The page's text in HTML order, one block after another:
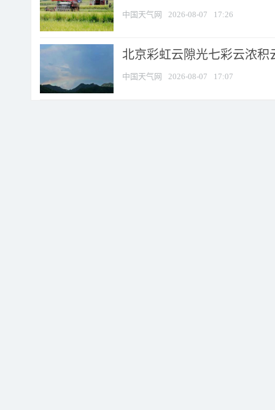
中国天气网 2026-08-07 17:26
北京彩虹云隙光七彩云浓积
中国天气网 2026-08-07 17:07